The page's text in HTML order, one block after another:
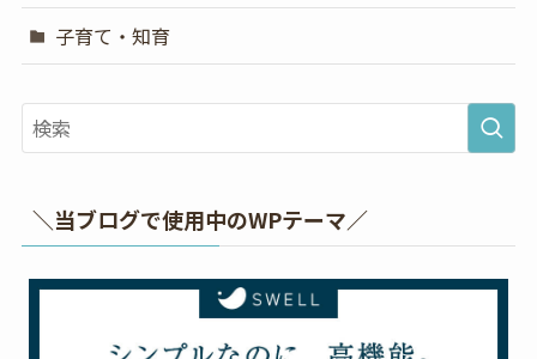
子育て・知育
＼当ブログで使用中のWPテーマ／